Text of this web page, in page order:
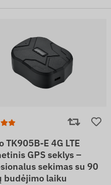
TK905B-E 4G LTE
GPS seklys –
sekimas su 90
budėjimo laiku